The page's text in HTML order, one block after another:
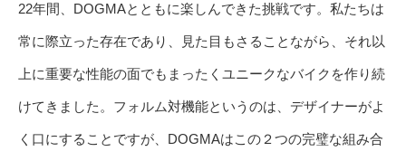
22年間、DOGMAとともに楽しんできた挑戦です。私たちは
常に際立った存在であり、見た目もさることながら、それ以
上に重要な性能の面でもまったくユニークなバイクを作り続
けてきました。フォルム対機能というのは、デザイナーがよ
く口にすることですが、DOGMAはこの２つの完璧な組み合